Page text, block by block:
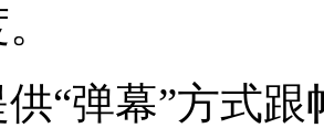
供“弹幕”方式